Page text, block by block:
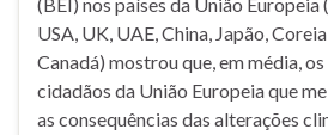
USA, UK, UAE, China, Japão,
Canadá) mostrou que, em média,
cidadãos da União Europeia que
as consequências das alterações